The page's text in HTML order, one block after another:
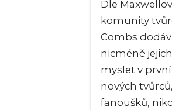
Dle
komunity
Combs
nicméně
myslet v
nových
fanoušků,